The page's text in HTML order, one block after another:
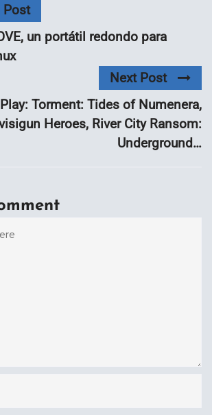
Post
un portátil redondo para
Next Post
Torment: Tides of Numenera,
Heroes, River City Ransom:
Underground…